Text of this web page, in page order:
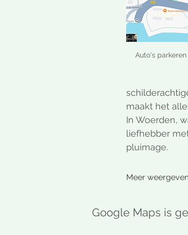
Auto's parkeren
maakt het
In Woerden,
liefhebber
pluimage.
Meer
Google Maps is